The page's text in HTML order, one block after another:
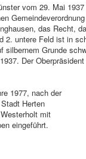
vom 29. Mai
das Recht,
2. untere Feld ist in
Grunde
Der
1977, nach der
Herten
mit
eingeführt.